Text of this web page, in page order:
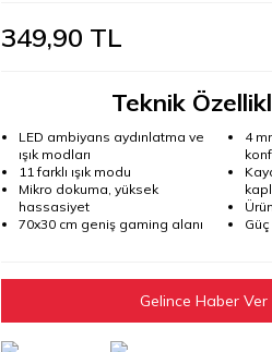
349,90 TL
Teknik
LED ambiyans aydınlatma ve
ışık modları
11 farklı ışık modu
Mikro dokuma, yüksek
hassasiyet
70x30 cm geniş gaming alanı
4
Gelince Haber Ver